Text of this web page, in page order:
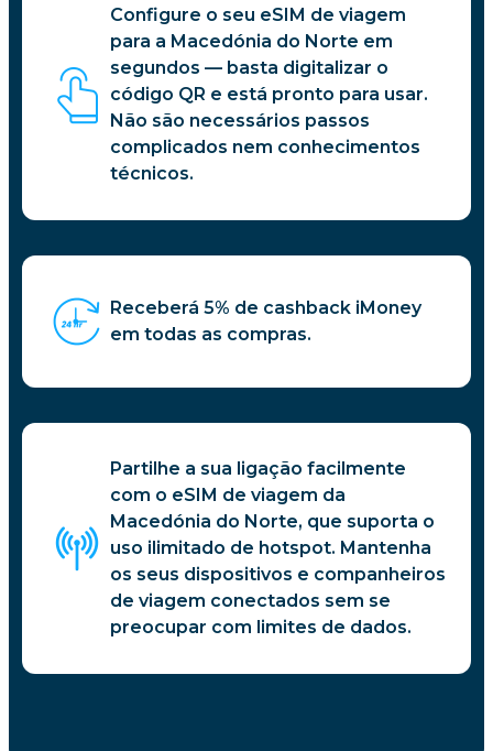
Configure o seu eSIM de viagem
para a Macedónia do Norte em
segundos — basta digitalizar o
código QR e está pronto para usar.
Não são necessários passos
complicados nem conhecimentos
técnicos.
Receberá 5% de cashback iMoney
em todas as compras.
Partilhe a sua ligação facilmente
com o eSIM de viagem da
Macedónia do Norte, que suporta o
uso ilimitado de hotspot. Mantenha
os seus dispositivos e companheiros
de viagem conectados sem se
preocupar com limites de dados.